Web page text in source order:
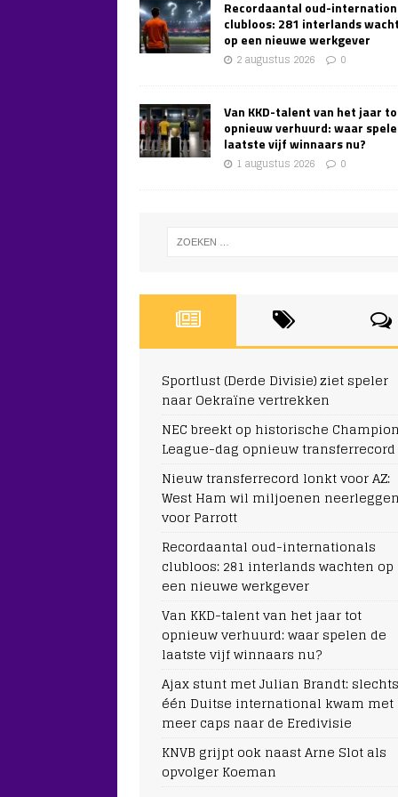
Recordaantal oud-
clubloos: 281 interlands
op een nieuwe werkgever
2 augustus 2026 0
Van KKD-talent van het jaar
opnieuw verhuurd: waar
laatste vijf winnaars nu?
1 augustus 2026 0
Sportlust (Derde Divisie) ziet speler
naar Oekraïne vertrekken
NEC breekt op historische
League-dag opnieuw transferrecord
Nieuw transferrecord lonkt voor AZ:
West Ham wil miljoenen neerleggen
voor Parrott
Recordaantal oud-internationals
clubloos: 281 interlands wachten op
een nieuwe werkgever
Van KKD-talent van het jaar tot
opnieuw verhuurd: waar spelen de
laatste vijf winnaars nu?
Ajax stunt met Julian Brandt: slechts
één Duitse international kwam met
meer caps naar de Eredivisie
KNVB grijpt ook naast Arne Slot als
opvolger Koeman